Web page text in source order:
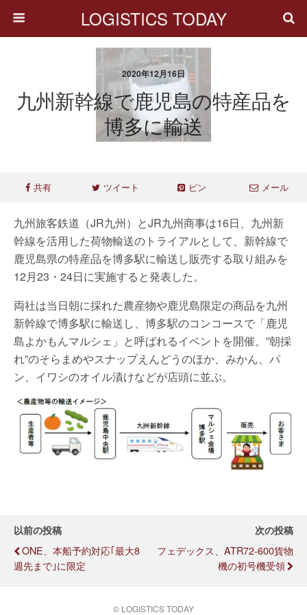
LOGISTICS TODAY
2020年12月16日
九州新幹線で鹿児島の特産品を
博多に輸送
共有 ツイート ピン メール
九州旅客鉄道（JR九州）とJR九州商事は16日、九州新
幹線を活用した荷物輸送のトライアルとして、新幹線で
鹿児島県の特産品を博多駅に輸送し販売する取り組みを
12月23・24日に実施すると発表した。
両社は当日朝に採れた農産物や鹿児島限定の商品を九州
新幹線で博多駅に輸送し、博多駅のコンコースで「鹿児
島よかもんマルシェ」と呼ばれるイベントを開催。”朝採
れ”のそらまめやスナップえんどうのほか、みかん、パ
ン、イワシのオイル漬けなどが店頭に並ぶ。
以前の投稿
ONE、本船予約対応｢最大8
週先まで｣に限定
次の投稿
フェデックス、ATR72-600貨物
機の初号機受領
© LOGISTICS TODAY